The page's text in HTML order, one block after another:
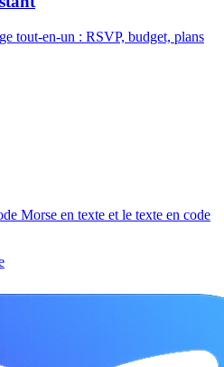
tout-en-un : RSVP, budget, plans
Morse en texte et le texte en code